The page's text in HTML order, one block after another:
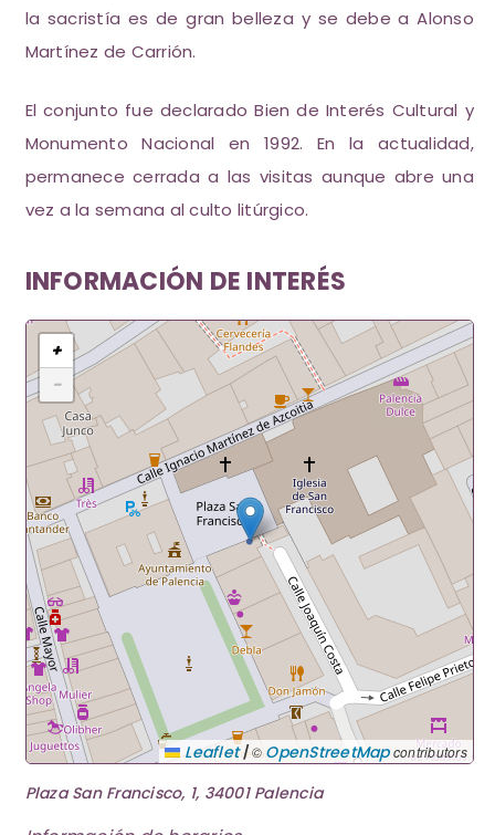
la sacristía es de gran belleza y se debe a Alonso
Martínez de Carrión.
El conjunto fue declarado Bien de Interés Cultural y
Monumento Nacional en 1992. En la actualidad,
permanece cerrada a las visitas aunque abre una
vez a la semana al culto litúrgico.
INFORMACIÓN DE INTERÉS
+
−
Leaflet|©OpenStreetMapcontributors
Plaza San Francisco, 1, 34001 Palencia